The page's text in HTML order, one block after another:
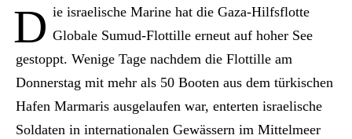
D ie israelische Marine hat die Gaza-Hilfsflotte
Globale Sumud-Flottille erneut auf hoher See
gestoppt. Wenige Tage nachdem die Flottille am
Donnerstag mit mehr als 50 Booten aus dem türkischen
Hafen Marmaris ausgelaufen war, enterten israelische
Soldaten in internationalen Gewässern im Mittelmeer